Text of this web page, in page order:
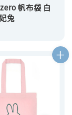
帆布袋 白
兔